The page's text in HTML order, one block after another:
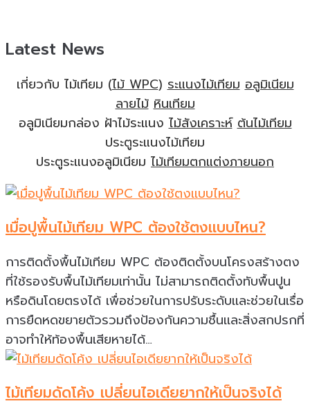
Latest News
เกี่ยวกับ ไม้เทียม (ไม้ WPC)ระแนงไม้เทียม อลูมิเนียม
ลายไม้ หินเทียม
อลูมิเนียมกล่อง ฝ้าไม้ระแนงไม้สังเคราะห์ ต้นไม้เทียม
ประตูระแนงไม้เทียม
ประตูระแนงอลูมิเนียม ไม้เทียมตกแต่งภายนอก
เมื่อปูพื้นไม้เทียม WPC ต้องใช้ตงเเบบไหน?
การติดตั้งพื้นไม้เทียม WPC ต้องติดตั้งบนโครงสร้างตง
ที่ใช้รองรับพื้นไม้เทียมเท่านั้น ไม่สามารถติดตั้งทับพื้นปูน
หรือดินโดยตรงได้ เพื่อช่วยในการปรับระดับเเละช่วยในเรื่อ
การยืดหดขยายตัวรวมถึงป้องกันความชื้นเเละสิ่งสกปรกที่
อาจทำให้ท้องพื้นเสียหายได้…
ไม้เทียมดัดโค้ง เปลี่ยนไอเดียยากให้เป็นจริงได้